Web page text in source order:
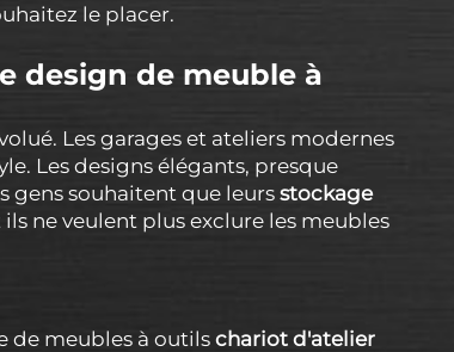
le placer.
design de meuble à
Les garages et ateliers modernes
Les designs élégants, presque
gens souhaitent que leurs stockage
ne veulent plus exclure les meubles
de meubles à outils chariot d'atelier